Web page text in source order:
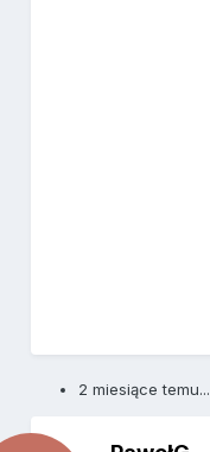
2 miesiące temu...